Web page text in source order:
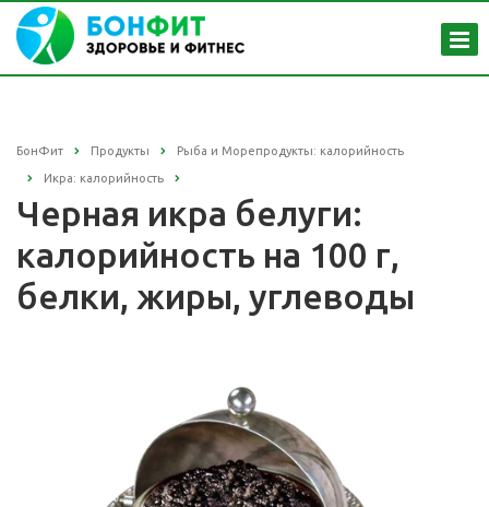
БонФит Продукты Рыба и Морепродукты: калорийность
Икра: калорийность
Черная икра белуги:
калорийность на 100 г,
белки, жиры, углеводы